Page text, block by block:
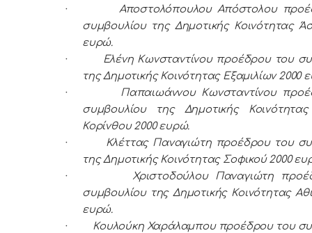
·
Αποστολόπουλου Απόστολου
συμβουλίου της Δημοτικής Κοινότητας
ευρώ.
·
Ελένη Κωνσταντίνου προέδρου του
της Δημοτικής Κοινότητας Εξαμιλίων 2000
·
Παπαιωάννου Κωνσταντίνου
συμβουλίου της Δημοτικής
Κορίνθου 2000 ευρώ.
·
Κλέττας Παναγιώτη προέδρου του
της Δημοτικής Κοινότητας Σοφικού 2000
·
Χριστοδούλου Παναγιώτη
συμβουλίου της Δημοτικής Κοινότητας
ευρώ.
·
Κουλούκη Χαράλαμπου προέδρου του